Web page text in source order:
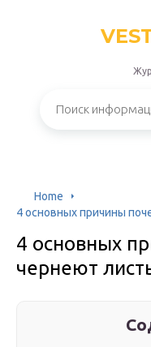
Home
4 основных причины
4 основных
чернеют